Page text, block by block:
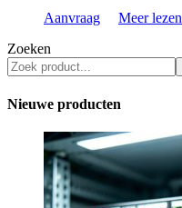
Aanvraag
Meer lezen
Zoeken
Nieuwe producten